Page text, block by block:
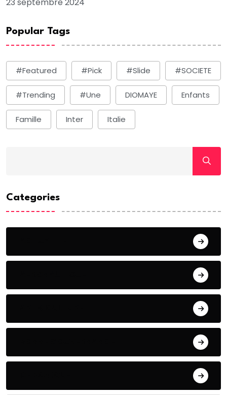
Popular Tags
#Featured #Pick #Slide #SOCIETE
#Trending #une DIOMAYE Enfants
Famille Inter Italie
Categories